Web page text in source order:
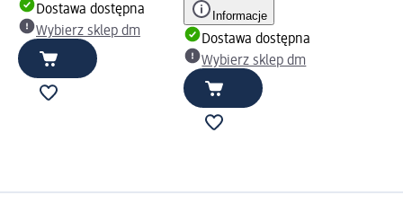
Dostawa dostępna
Wybierz sklep dm
Informacje
Dostawa dostępna
Wybierz sklep dm